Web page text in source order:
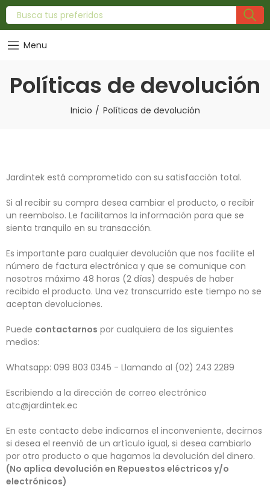
Menu
Políticas de devolución
Inicio Políticas de devolución
Jardintek está comprometido con su satisfacción total.
Si al recibir su compra desea cambiar el producto, o recibir
un reembolso. Le facilitamos la información para que se
sienta tranquilo en su transacción.
Es importante para cualquier devolución que nos facilite el
número de factura electrónica y que se comunique con
nosotros máximo 48 horas (2 días) después de haber
recibido el producto. Una vez transcurrido este tiempo no se
aceptan devoluciones.
Puede contactarnos por cualquiera de los siguientes
medios:
Whatsapp: 099 803 0345 - Llamando al (02) 243 2289
Escribiendo a la dirección de correo electrónico
atc@jardintek.ec
En este contacto debe indicarnos el inconveniente, decirnos
si desea el reenvió de un artículo igual, si desea cambiarlo
por otro producto o que hagamos la devolución del dinero.
(No aplica devolución en Repuestos eléctricos y/o
electrónicos)